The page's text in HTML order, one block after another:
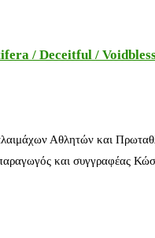
/ Deceitful /
Αθλητών και
και συγγραφέας